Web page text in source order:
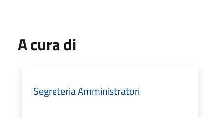
A cura di
Segreteria Amministratori